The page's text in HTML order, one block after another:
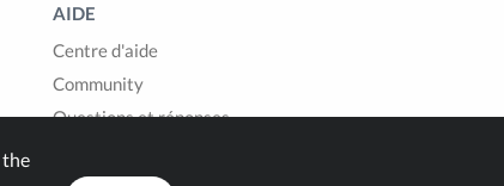
AIDE
Centre d'aide
Community
Questions et réponses
the